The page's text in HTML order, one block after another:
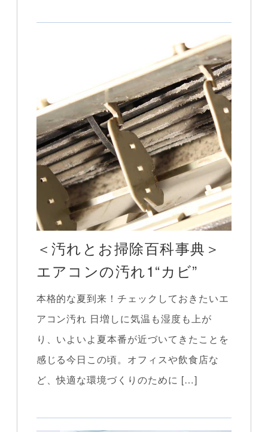
＜汚れとお掃除百科事典＞
エアコンの汚れ1“カビ”
本格的な夏到来！チェックしておきたいエ
アコン汚れ 日増しに気温も湿度も上が
り、いよいよ夏本番が近づいてきたことを
感じる今日この頃。オフィスや飲食店な
ど、快適な環境づくりのために […]